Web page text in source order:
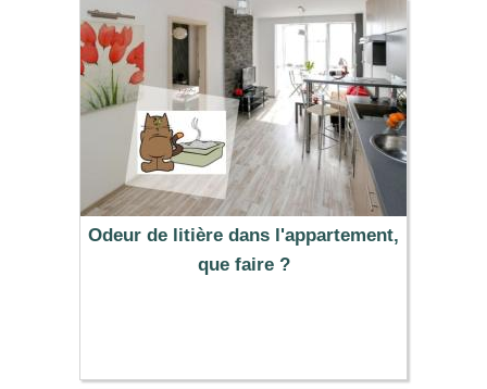
Odeur de litière dans l'appartement,
que faire ?